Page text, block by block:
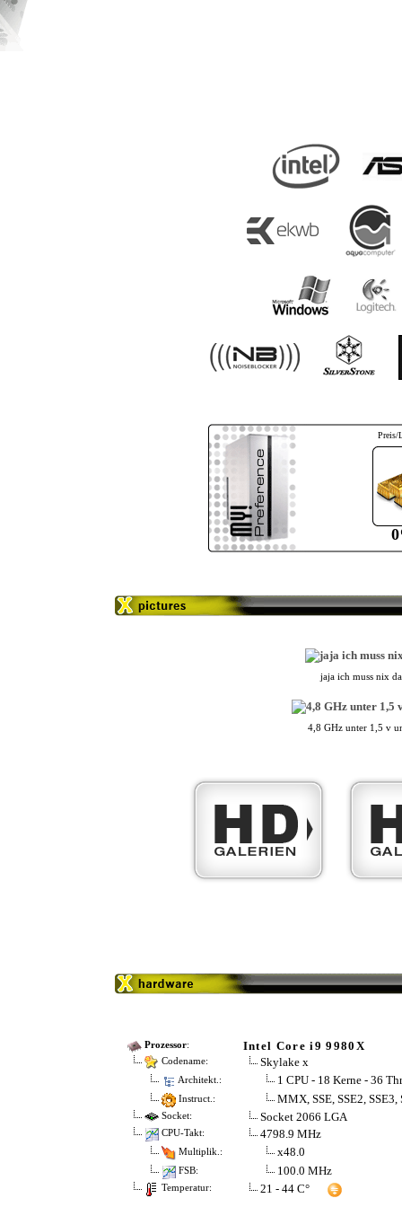
Preis/
jaja ich muss nix
4,8 GHz unter 1,5 v
Prozessor: Intel Core i9 9980X
Codename: Skylake x
Architekt.: 1 CPU - 18 Kerne - 36
Instruct.: MMX, SSE, SSE2,
Socket: Socket 2066 LGA
CPU-Takt: 4798.9 MHz
Multiplik.: x48.0
FSB: 100.0 MHz
Temperatur: 21 - 44 C°